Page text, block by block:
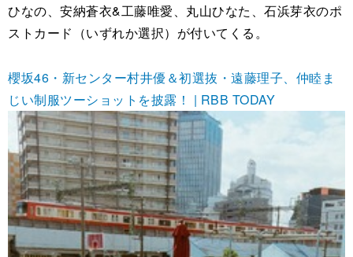
ひなの、安納蒼衣&工藤唯愛、丸山ひなた、石浜芽衣のポ
ストカード（いずれか選択）が付いてくる。
櫻坂46・新センター村井優＆初選抜・遠藤理子、仲睦ま
じい制服ツーショットを披露！ | RBB TODAY